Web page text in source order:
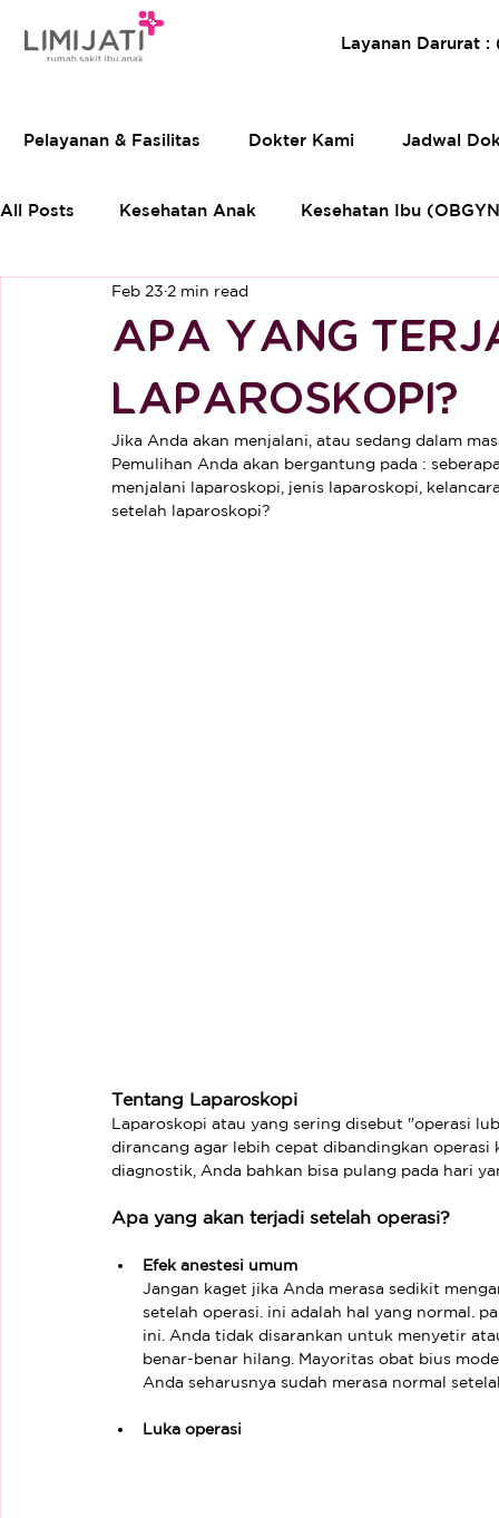
Layanan Darurat
Pelayanan & Fasilitas Dokter Kami Jadwal
All Posts Kesehatan Anak Kesehatan Ibu
APA YANG
LAPAROSKOPI?
Feb 23 2 min read
Jika Anda akan menjalani, atau sedang dalam
Pemulihan Anda akan bergantung pada :
menjalani laparoskopi, jenis laparoskopi,
setelah laparoskopi?
Tentang Laparoskopi
Laparoskopi atau yang sering disebut "operasi
dirancang agar lebih cepat dibandingkan
diagnostik, Anda bahkan bisa pulang pada hari
Apa yang akan terjadi setelah operasi?
Efek anestesi umum
Jangan kaget jika Anda merasa sedikit
setelah operasi. ini adalah hal yang normal.
ini. Anda tidak disarankan untuk menyetir
benar-benar hilang. Mayoritas obat bius
Anda seharusnya sudah merasa normal
Luka operasi